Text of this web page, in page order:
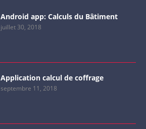
Android app: Calculs du Bâtiment
juillet 30, 2018
Application calcul de coffrage
septembre 11, 2018